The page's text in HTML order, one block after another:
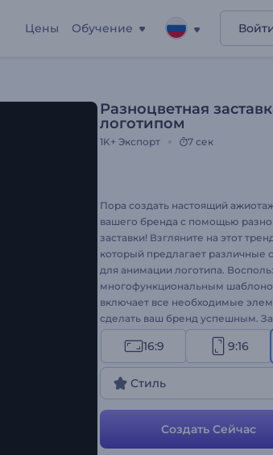
Цены Обучение
Разноцветная
логотипом
1K+ Экспорт 7 сек
Пора создать настоящий
вашего бренда с помощью
заставки! Взгляните на этот
который предлагает различные
для анимации логотипа.
многофункциональным
включает все необходимые
сделать ваш бренд успешным.
логотип, выберите
введите свой слоган и получите
несколько кликов. Шаблон
для продвижения бренда,
рекламы для ТВ, заставок к
интро для компании и многого
Создайте свою заставку!
16:9 9:16
Стиль
Создать Сейчас